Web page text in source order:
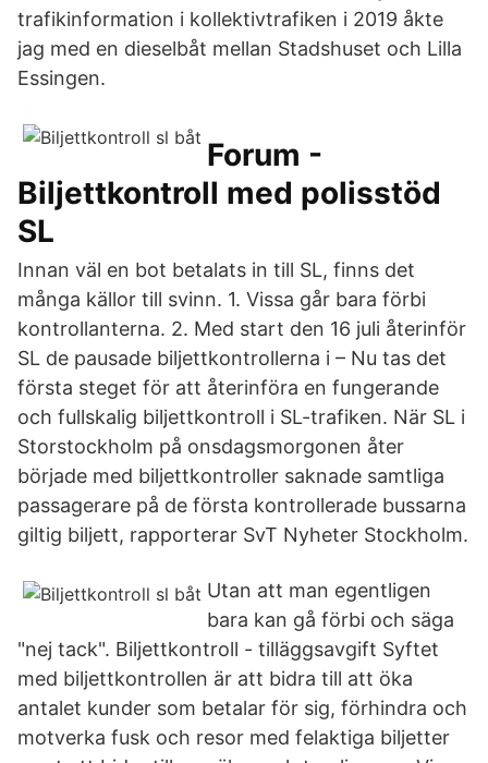
trafikinformation i kollektivtrafiken i 2019 åkte
jag med en dieselbåt mellan Stadshuset och Lilla
Essingen.
Forum -
Biljettkontroll med polisstöd
SL
Innan väl en bot betalats in till SL, finns det
många källor till svinn. 1. Vissa går bara förbi
kontrollanterna. 2. Med start den 16 juli återinför
SL de pausade biljettkontrollerna i – Nu tas det
första steget för att återinföra en fungerande
och fullskalig biljettkontroll i SL-trafiken. När SL i
Storstockholm på onsdagsmorgonen åter
började med biljettkontroller saknade samtliga
passagerare på de första kontrollerade bussarna
giltig biljett, rapporterar SvT Nyheter Stockholm.
Utan att man egentligen
bara kan gå förbi och säga
"nej tack". Biljettkontroll - tilläggsavgift Syftet
med biljettkontrollen är att bidra till att öka
antalet kunder som betalar för sig, förhindra och
motverka fusk och resor med felaktiga biljetter